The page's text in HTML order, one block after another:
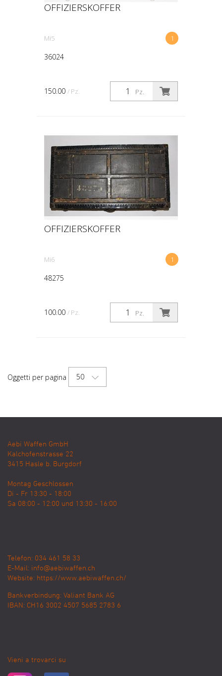
OFFIZIERSKOFFER
1
Mi5
36024
Pz.
150.00 / Pz.
OFFIZIERSKOFFER
1
Mi6
48275
Pz.
100.00 / Pz.
Oggetti per pagina 50
Aebi Waffen GmbH
Kalchofenstrasse 22
3415 Hasle b. Burgdorf
Montag Geschlossen
Di - Fr 13:30 - 18:00
Sa 08:00 - 12:00 und 13:30 - 16:00
Telefon: 034 461 58 33
E-Mail: info@aebiwaffen.ch
Website: https://www.aebiwaffen.ch/
Bankverbindung: Valiant Bank AG
IBAN: CH16 3002 4507 5685 2783 6
Vieni a trovarci su